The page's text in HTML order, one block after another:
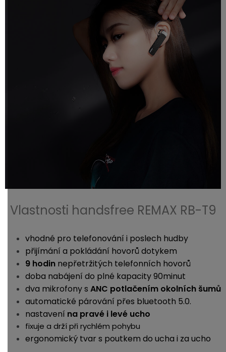
Vlastnosti handsfree REMAX RB-T9
vhodné pro telefonování i poslech hudby
přijímání a pokládání hovorů dotykem
9 hodin nepřetržitých telefonních hovorů
doba nabájení do plné kapacity 90minut
dva mikrofony s ANC potlačením okolních šumů
automatické párování přes bluetooth 5.0.
nastavení na pravé i levé ucho
fixuje a drží při rychlém pohybu
ergonomický tvar s poutkem do ucha i za ucho